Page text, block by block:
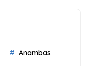
Anambas